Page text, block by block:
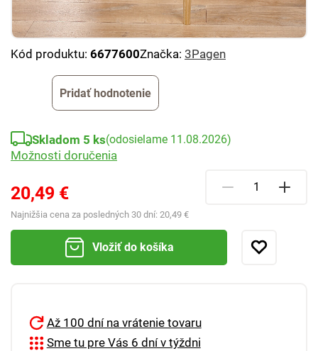
Kód produktu: 6677600Značka: 3Pagen
Pridať hodnotenie
20,49 €
Najnižšia cena za posledných 30 dní: 20,49 €
Skladom 5 ks(odosielame 11.08.2026)
Možnosti doručenia
Vložiť do košíka
Až 100 dní na vrátenie tovaru
Sme tu pre Vás 6 dní v týždni